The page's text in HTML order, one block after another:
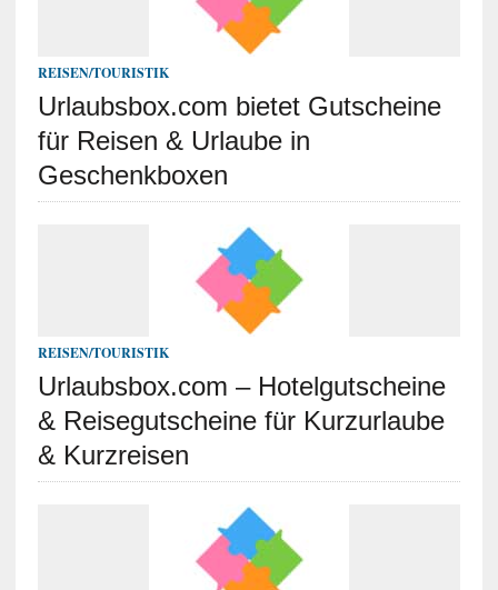
REISEN/TOURISTIK
Urlaubsbox.com bietet Gutscheine
für Reisen & Urlaube in
Geschenkboxen
REISEN/TOURISTIK
Urlaubsbox.com – Hotelgutscheine
& Reisegutscheine für Kurzurlaube
& Kurzreisen